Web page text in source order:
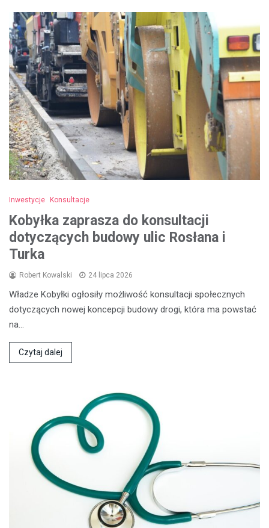
Inwestycje Konsultacje
Kobyłka zaprasza do konsultacji
dotyczących budowy ulic Rosłana i
Turka
Robert Kowalski 24 lipca 2026
Władze Kobyłki ogłosiły możliwość konsultacji społecznych
dotyczących nowej koncepcji budowy drogi, która ma powstać
na…
Czytaj dalej